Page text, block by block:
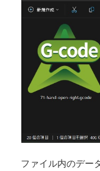
ファイル内のデー